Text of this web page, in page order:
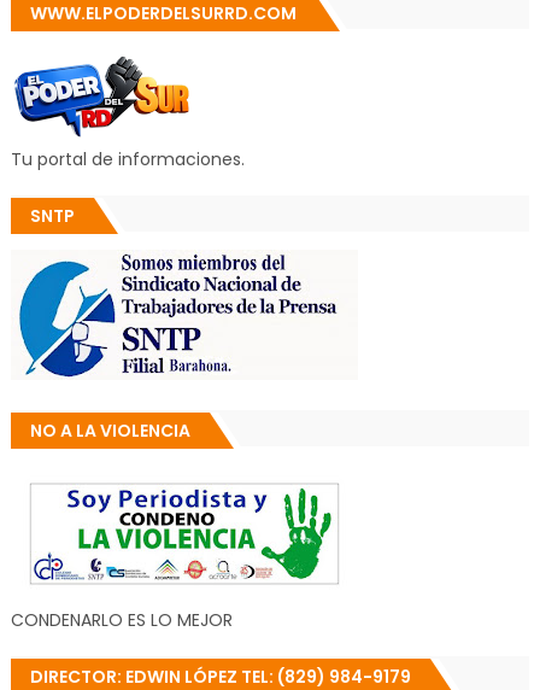
WWW.ELPODERDELSURRD.COM
Tu portal de informaciones.
SNTP
NO A LA VIOLENCIA
CONDENARLO ES LO MEJOR
DIRECTOR: EDWIN LÓPEZ TEL: (829) 984-9179